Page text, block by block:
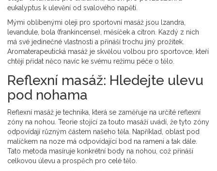
eukalyptus k ulevění od svalového napětí.
Mými oblíbenými oleji pro sportovní masáž jsou lzandra,
levandule, bola (frankincense), měsíček a citron. Kazdý z nich
má své jedinečné vlastnosti a přináší trochu jiný prožitek.
Aromaterapeutická masáž je skvělou volbou pro sportovce, kteří
chtějí přidat něco navíc ke svému režimu péče o tělo.
Reflexní masáž: Hledejte ulevu
pod nohama
Reflexní masáž je technika, která se zaměřuje na určité reflexní
zóny na nohou. Teorie stojící za touto masáží uvádí, že tyto zóny
odpovídají různým částem našeho těla. Například, oblast pod
malíčkem na noze má odpovídající bod na rameni a tak dále.
Tato metoda masíruje konkrétní body na nohou, což přináší
celkovou úlevu a prospěch pro celé tělo.